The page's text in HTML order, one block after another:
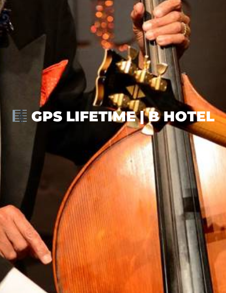
GPS LIFETIME | B HOTEL